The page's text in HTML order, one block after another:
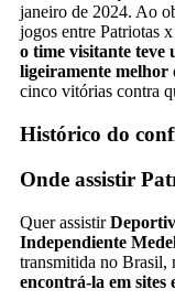
janeiro de 2024. Ao
jogos entre Patriotas
o time visitante teve
ligeiramente melhor
cinco vitórias contra
Histórico do
Onde assistir
Quer assistir
Independiente
transmitida no Brasil,
encontrá-la em sites